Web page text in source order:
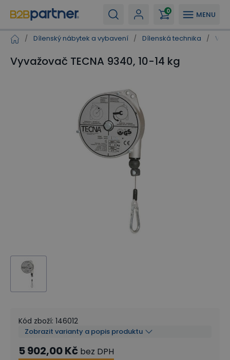
MENU
0
/ Dílenský nábytek a vybavení / Dílenská technika /
Vyvažovač TECNA 9340, 10-14 kg
Kód zboží: 146012
Zobrazit varianty a popis produktu
5 902,00 Kč bez DPH